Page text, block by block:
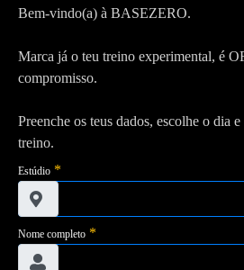
Bem-vindo(a) à BASEZERO.
Marca já o teu treino experimental, é
compromisso.
Preenche os teus dados, escolhe o dia
treino.
Estúdio *
Nome completo *